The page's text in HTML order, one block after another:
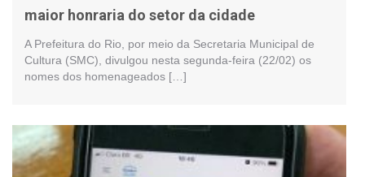
maior honraria do setor da cidade
A Prefeitura do Rio, por meio da Secretaria Municipal de
Cultura (SMC), divulgou nesta segunda-feira (22/02) os
nomes dos homenageados […]